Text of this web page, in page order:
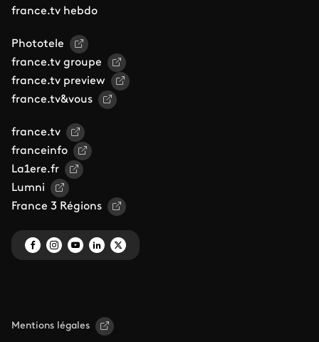
france.tv hebdo
Phototele
france.tv groupe
france.tv preview
france.tv&vous
france.tv
franceinfo
La1ere.fr
Lumni
France 3 Régions
Mentions légales